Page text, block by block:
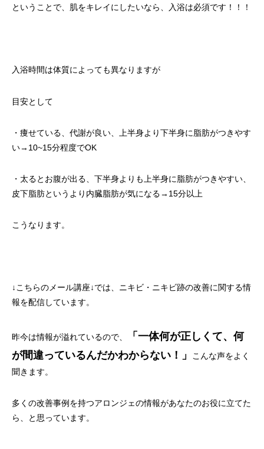
ということで、肌をキレイにしたいなら、入浴は必須です！！！
入浴時間は体質によっても異なりますが
目安として
・痩せている、代謝が良い、上半身より下半身に脂肪がつきやす
い→10~15分程度でOK
・太るとお腹が出る、下半身よりも上半身に脂肪がつきやすい、
皮下脂肪というより内臓脂肪が気になる→15分以上
こうなります。
↓こちらのメール講座↓では、ニキビ・ニキビ跡の改善に関する情
報を配信しています。
昨今は情報が溢れているので、
「一体何が正しくて、何
が間違っているんだかわからない！」
こんな声をよく
聞きます。
多くの改善事例を持つアロンジェの情報があなたのお役に立てた
ら、と思っています。